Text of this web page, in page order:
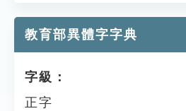
教育部異體字字典
字級：
正字